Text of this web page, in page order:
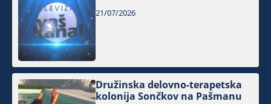
21/07/2026
Družinska delovno-terapetska
kolonija Sončkov na Pašmanu